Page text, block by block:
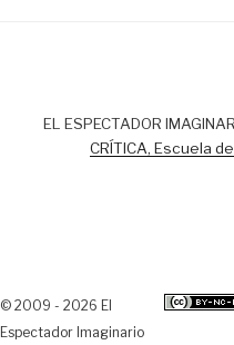
EL ESPECTADOR
CRÍTICA, Escuela
© 2009 - 2026 El
Espectador Imaginario